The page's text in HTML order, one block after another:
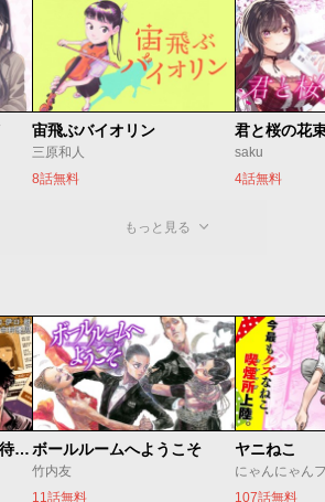
宙飛ぶバイオリン
三原和人
8話無料
君と桜の花
saku
4話無料
もっと見る
今夜もシリアルキラーと待ち合わせボールルームへようこそ
竹内友
11話無料
ヤニねこ
にゃんにゃん
107話無料